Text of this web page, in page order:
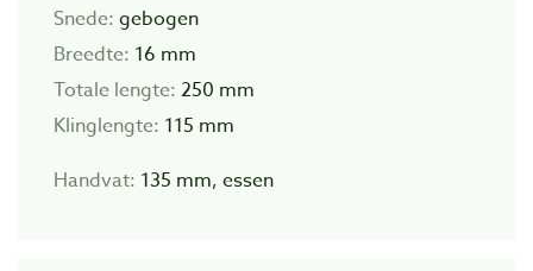
Snede: gebogen
Breedte: 16 mm
Totale lengte: 250 mm
Klinglengte: 115 mm
Handvat: 135 mm, essen